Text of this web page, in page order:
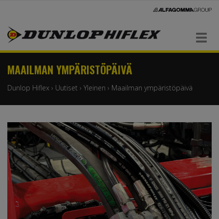
Navigaatio
MAAILMAN YMPÄRISTÖPÄIVÄ
Dunlop Hiflex › Uutiset › Yleinen › Maailman ympäristöpäivä